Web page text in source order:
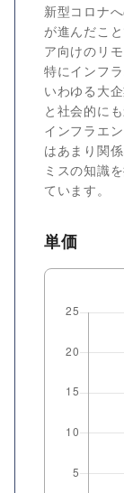
新型コロナ
が進んだこ
ア向けのリ
特にインフ
いわゆる大
と社会的に
インフラエ
はあまり関
ミスの知識
ています。
単価